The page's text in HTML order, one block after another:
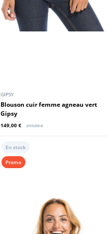
GIPSY
Blouson cuir femme agneau vert
Gipsy
149,00 € 219,00 €
En stock
Promo